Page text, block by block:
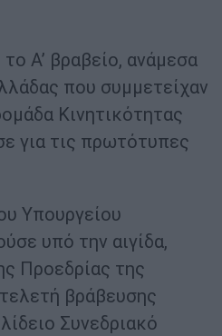
Α’ βραβείο, ανάμεσα
που συμμετείχαν
Κινητικότητας
για τις πρωτότυπες
Υπουργείου
υπό την αιγίδα,
Προεδρίας της
βράβευσης
Συνεδριακό